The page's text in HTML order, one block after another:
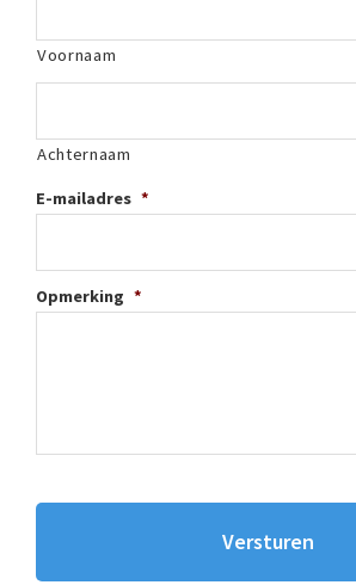
Voornaam
Achternaam
E-mailadres *
Opmerking *